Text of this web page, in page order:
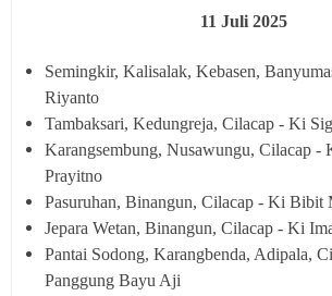
11 Juli 2025
Semingkir, Kalisalak, Kebasen,
Riyanto
Tambaksari, Kedungreja, Cilacap - Ki
Karangsembung, Nusawungu, Cilacap -
Prayitno
Pasuruhan, Binangun, Cilacap - Ki Bibit
Jepara Wetan, Binangun, Cilacap - Ki
Pantai Sodong, Karangbenda, Adipala,
Panggung Bayu Aji